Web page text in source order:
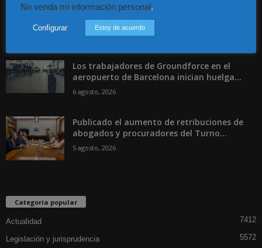
Las empresas se exponen a
responsabilidades penales por una
prevención deficiente...
Los trabajadores de Groundforce en el
aeropuerto de Barcelona inician huelga...
6 agosto, 2026
Publicado el aumento de retribuciones de
abogados y procuradores del Turno...
5 agosto, 2026
Categoría popular
Actualidad 7412
Legislación y jurisprudencia 5572
No venda mi información personal .
Configurar Estoy de acuerdo